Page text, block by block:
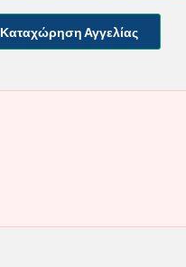
Καταχώρηση Αγγελίας